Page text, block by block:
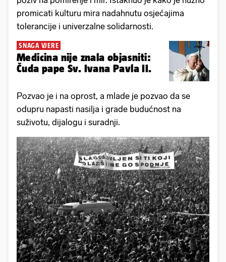
promicati kulturu mira nadahnutu osjećajima
tolerancije i univerzalne solidarnosti.
SNAGA VJERE
Medicina nije znala objasniti:
Čuda pape Sv. Ivana Pavla II.
Pozvao je i na oprost, a mlade je pozvao da se
odupru napasti nasilja i grade budućnost na
suživotu, dijalogu i suradnji.